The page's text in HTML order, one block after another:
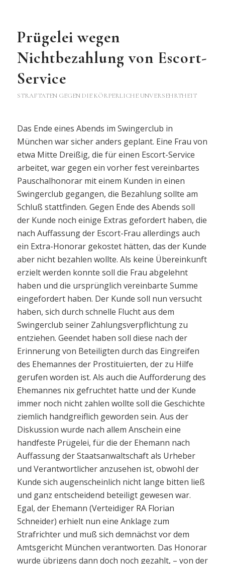
Prügelei wegen
Nichtbezahlung von Escort-
Service
STRAFTATEN GEGEN DIE KÖRPERLICHE UNVERSEHRTHEIT
Das Ende eines Abends im Swingerclub in
München war sicher anders geplant. Eine Frau von
etwa Mitte Dreißig, die für einen Escort-Service
arbeitet, war gegen ein vorher fest vereinbartes
Pauschalhonorar mit einem Kunden in einen
Swingerclub gegangen, die Bezahlung sollte am
Schluß stattfinden. Gegen Ende des Abends soll
der Kunde noch einige Extras gefordert haben, die
nach Auffassung der Escort-Frau allerdings auch
ein Extra-Honorar gekostet hätten, das der Kunde
aber nicht bezahlen wollte. Als keine Übereinkunft
erzielt werden konnte soll die Frau abgelehnt
haben und die ursprünglich vereinbarte Summe
eingefordert haben. Der Kunde soll nun versucht
haben, sich durch schnelle Flucht aus dem
Swingerclub seiner Zahlungsverpflichtung zu
entziehen. Geendet haben soll diese nach der
Erinnerung von Beteiligten durch das Eingreifen
des Ehemannes der Prostituierten, der zu Hilfe
gerufen worden ist. Als auch die Aufforderung des
Ehemannes nix gefruchtet hatte und der Kunde
immer noch nicht zahlen wollte soll die Geschichte
ziemlich handgreiflich geworden sein. Aus der
Diskussion wurde nach allem Anschein eine
handfeste Prügelei, für die der Ehemann nach
Auffassung der Staatsanwaltschaft als Urheber
und Verantwortlicher anzusehen ist, obwohl der
Kunde sich augenscheinlich nicht lange bitten ließ
und ganz entscheidend beteiligt gewesen war.
Egal, der Ehemann (Verteidiger RA Florian
Schneider) erhielt nun eine Anklage zum
Strafrichter und muß sich demnächst vor dem
Amtsgericht München verantworten. Das Honorar
wurde übrigens dann doch noch gezahlt, – von der